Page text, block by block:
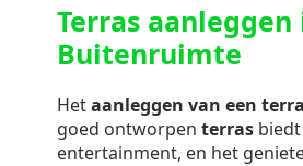
Terras
Buitenruimte
Hetaanleggen van een
goed ontworpen terras
entertainment, en het